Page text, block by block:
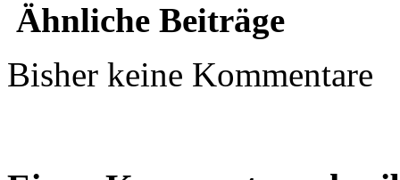
Ähnliche Beiträge
Bisher keine Kommentare